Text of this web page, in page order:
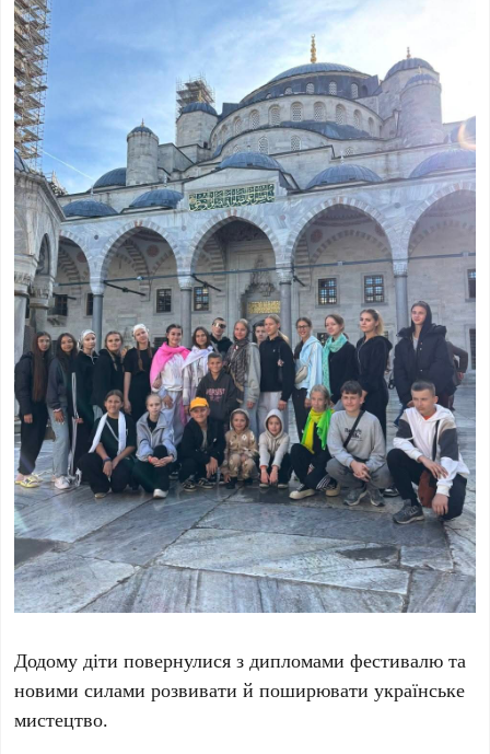
Додому діти повернулися з дипломами фестивалю та
новими силами розвивати й поширювати українське
мистецтво.